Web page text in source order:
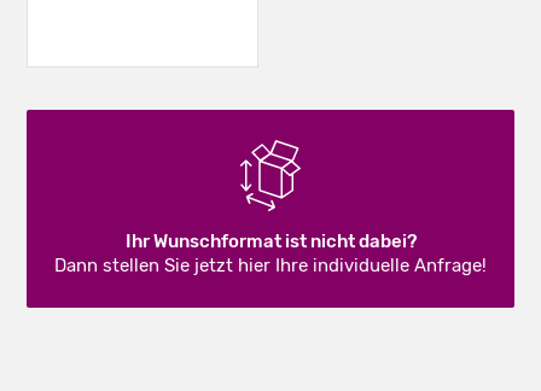
Ihr Wunschformat ist nicht dabei?
Dann stellen Sie jetzt hier Ihre individuelle Anfrage!